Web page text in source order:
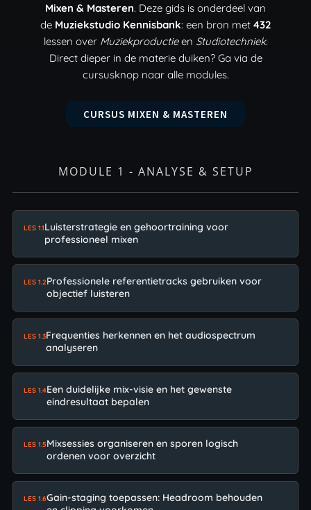
Mixen & Masteren. Deze gids is onderdeel van
de Muziekstudio Kennisbank: een bron met 432
lessen over Muziekproductieen Studiotechniek.
Direct dieper in de materie duiken? Ga via de
cursusknop naar alle modules.
CURSUS MIXEN & MASTEREN
MODULE 1 - ANALYSE & SETUP
LES 1.1Luisterstrategie en gehoortraining voor
professioneel mixen
LES 1.2Professionele referentietracks gebruiken voor
objectief luisteren
LES 1.3Frequenties herkennen en het audiospectrum
analyseren
LES 1.4Een duidelijke mix-visie en het gewenste
eindresultaat bepalen
LES 1.5Mixsessies organiseren en sporen logisch
ordenen voor overzicht
LES 1.6Gain-staging toepassen: Headroom behouden